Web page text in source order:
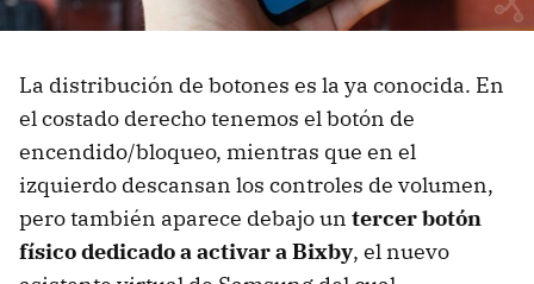
La distribución de botones es la ya conocida. En
el costado derecho tenemos el botón de
encendido/bloqueo, mientras que en el
izquierdo descansan los controles de volumen,
pero también aparece debajo un tercer botón
físico dedicado a activar a Bixby, el nuevo